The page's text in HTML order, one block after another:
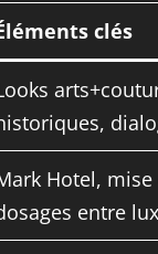
clés
Hotel,
entre